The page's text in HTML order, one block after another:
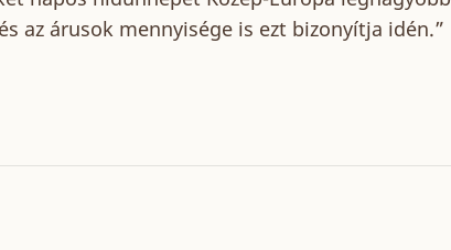
az árusok mennyisége is ezt bizonyítja idén.”